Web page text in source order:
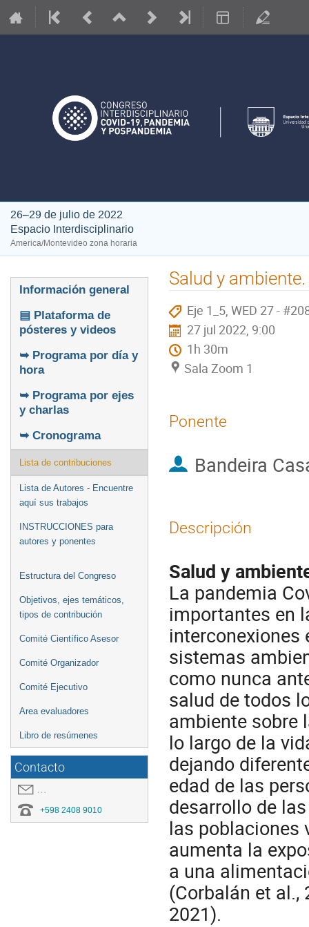
26–29 de julio de 2022
Espacio Interdisciplinario
America/Montevideo zona horaria
Event
menu
Información general
▤ Plataforma de
pósteres y videos
➥ Programa por día y
hora
➥ Programa por ejes
y charlas
➥ Cronograma
Lista de contribuciones
Lista de Autores - Encuentre
aquí sus trabajos
INSTRUCCIONES para
autores y ponentes
Estructura del Congreso
Objetivos, ejes temáticos,
tipos de contribución
Comité Científico Asesor
Comité Organizador
Comité Ejecutivo
Area evaluadores
Libro de resúmenes
Contacto
covid19.congresoei@gmail.com
+598 2408 9010
Salud y ambiente.
Eje 1_5, WED 27 -
27 jul 2022, 9:00
1h 30m
Sala Zoom 1
Ponente
Bandeira
Descripción
Salud y
La pandemia
importantes en
interconexiones
sistemas
como nunca
salud de todos
ambiente sobre
lo largo de la
dejando
edad de las
desarrollo de
las poblaciones
aumenta la
a una
(Corbalán et al.,
2021).